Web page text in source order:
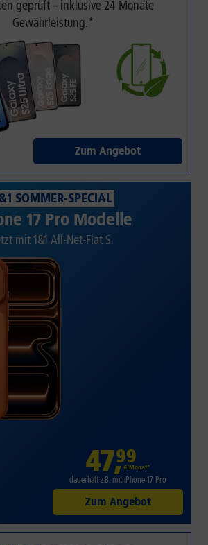
geprüft – inklusive 24 Monate
Gewährleistung.*
Zum Angebot
SOMMER-SPECIAL
17 Pro Modelle
mit 1&1 All-Net-Flat S.
47,99
€/Monat*
dauerhaft z.B. mit iPhone 17 Pro
Zum Angebot